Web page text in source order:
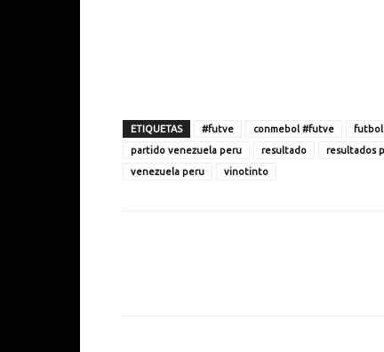
ETIQUETAS #futve conmebol #futve futbol
partido venezuela peru
resultado resultados
venezuela peru
vinotinto